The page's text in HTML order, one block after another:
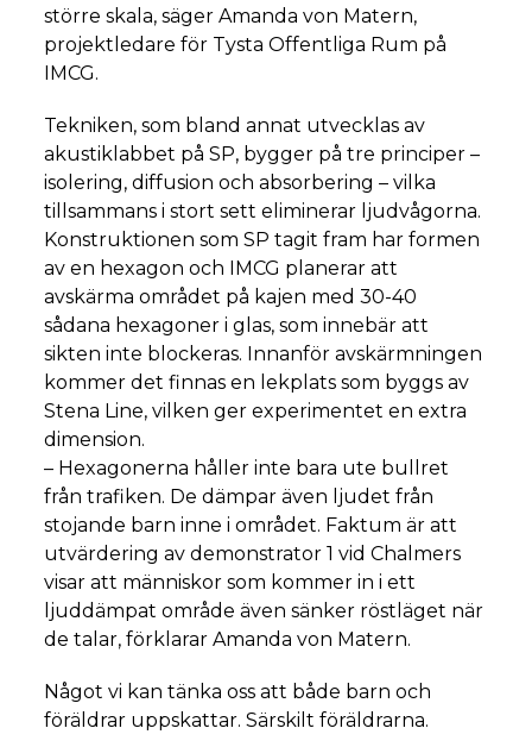
större skala, säger Amanda von Matern,
projektledare för Tysta Offentliga Rum på
IMCG.
Tekniken, som bland annat utvecklas av
akustiklabbet på SP, bygger på tre principer –
isolering, diffusion och absorbering – vilka
tillsammans i stort sett eliminerar ljudvågorna.
Konstruktionen som SP tagit fram har formen
av en hexagon och IMCG planerar att
avskärma området på kajen med 30-40
sådana hexagoner i glas, som innebär att
sikten inte blockeras. Innanför avskärmningen
kommer det finnas en lekplats som byggs av
Stena Line, vilken ger experimentet en extra
dimension.
– Hexagonerna håller inte bara ute bullret
från trafiken. De dämpar även ljudet från
stojande barn inne i området. Faktum är att
utvärdering av demonstrator 1 vid Chalmers
visar att människor som kommer in i ett
ljuddämpat område även sänker röstläget när
de talar, förklarar Amanda von Matern.
Något vi kan tänka oss att både barn och
föräldrar uppskattar. Särskilt föräldrarna.